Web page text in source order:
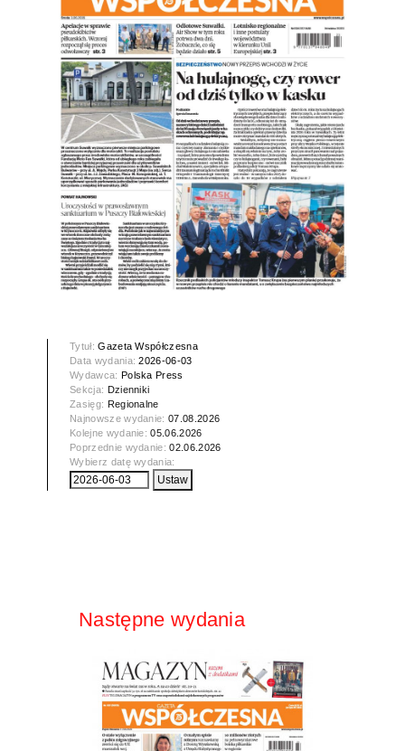
Tytuł:Gazeta Współczesna
Data wydania:2026-06-03
Wydawca: Polska Press
Sekcja: Dzienniki
Zasięg: Regionalne
Najnowsze wydanie:07.08.2026
Kolejne wydanie:05.06.2026
Poprzednie wydanie:02.06.2026
Wybierz datę wydania:
Następne wydania